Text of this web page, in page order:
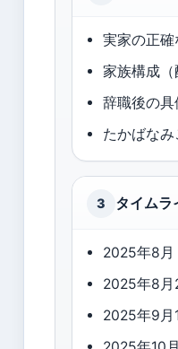
実家の正
家族構成
辞職後の
たかばな
3 タイムラ
2025年8月
2025年8月
2025年9月